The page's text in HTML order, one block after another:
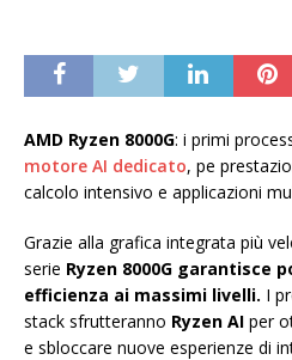
AMD Ryzen 8000G: i primi
motore AI dedicato, pe
calcolo intensivo e applicazioni
Grazie alla grafica integrata più
serie Ryzen 8000G garantisce
efficienza ai massimi livelli. I
stack sfrutteranno Ryzen AI per
e sbloccare nuove esperienze di